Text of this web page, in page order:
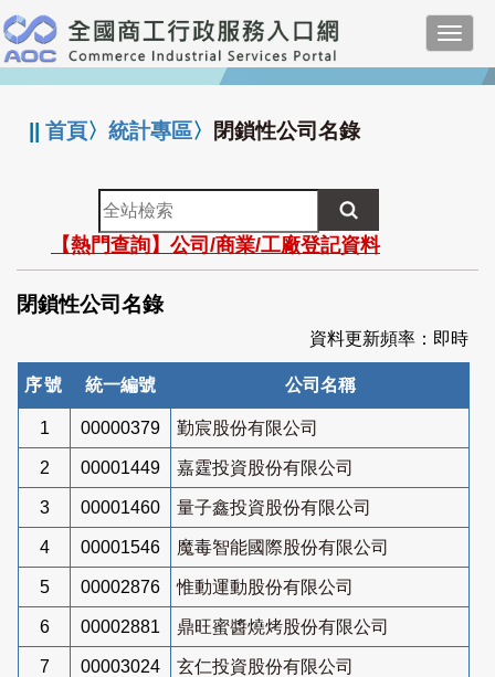
跳
到
主
要
:::
||首頁〉統計專區〉 閉鎖性公司名錄
全
站
檢
索
【熱門查詢】公司/商業/工廠登記資料
閉鎖性公司名錄
資料更新頻率：即時
序號 統一編號 公司名稱
1 00000379 勤宸股份有限公司
2 00001449 嘉霆投資股份有限公司
3 00001460 量子鑫投資股份有限公司
4 00001546 魔毒智能國際股份有限公司
5 00002876 惟動運動股份有限公司
6 00002881 鼎旺蜜醬燒烤股份有限公司
7 00003024 玄仁投資股份有限公司